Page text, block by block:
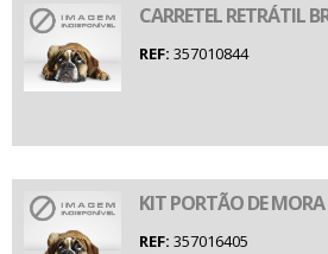
CARRETEL RETRÁTIL
REF: 357010844
KIT PORTÃO DE
REF: 357016405